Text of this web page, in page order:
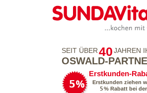
SEIT ÜBER40JAHREN
OSWALD-